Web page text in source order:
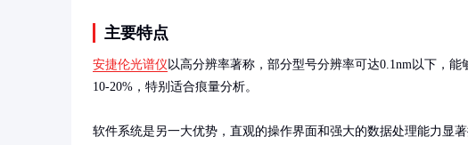
主要特点
安捷伦光谱仪 以高分辨率著称，部分型号分辨率可达0.1nm以下，
10-20%，特别适合痕量分析。
软件系统是另一大优势，直观的操作界面和强大的数据处理能力显